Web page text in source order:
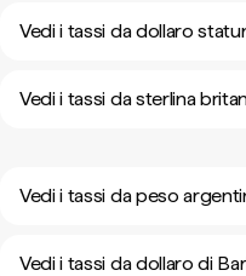
Vedi i tassi da dollaro
Vedi i tassi da sterlina
Vedi i tassi da peso
Vedi i tassi da dollaro di